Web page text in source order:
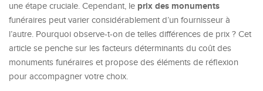
une étape cruciale. Cependant, le prix des monuments
funéraires peut varier considérablement d’un fournisseur à
l’autre. Pourquoi observe-t-on de telles différences de prix ? Cet
article se penche sur les facteurs déterminants du coût des
monuments funéraires et propose des éléments de réflexion
pour accompagner votre choix.